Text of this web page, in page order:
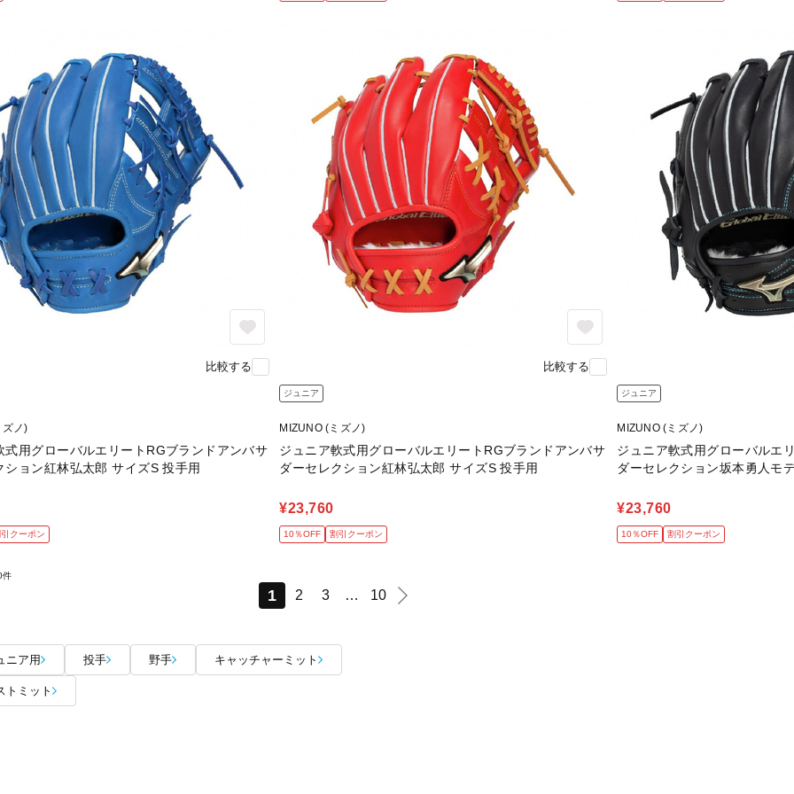
比較する
ノ)
式用グローバルエリートRGブランドアンバサ
ション紅林弘太郎 サイズS 投手用
クーポン
比較する
ジュニア
MIZUNO (ミズノ)
ジュニア軟式用グローバルエリートRGブランドアンバサ
ダーセレクション紅林弘太郎 サイズS 投手用
¥23,760
10％OFF 割引クーポン
ジュニア
MIZUNO (ミズノ)
ジュニア軟式用グローバルエ
ダーセレクション坂本勇人モ
¥23,760
10％OFF 割引クーポン
件
1 2 3 … 10
ニア用 投手 野手 キャッチャーミット
トミット